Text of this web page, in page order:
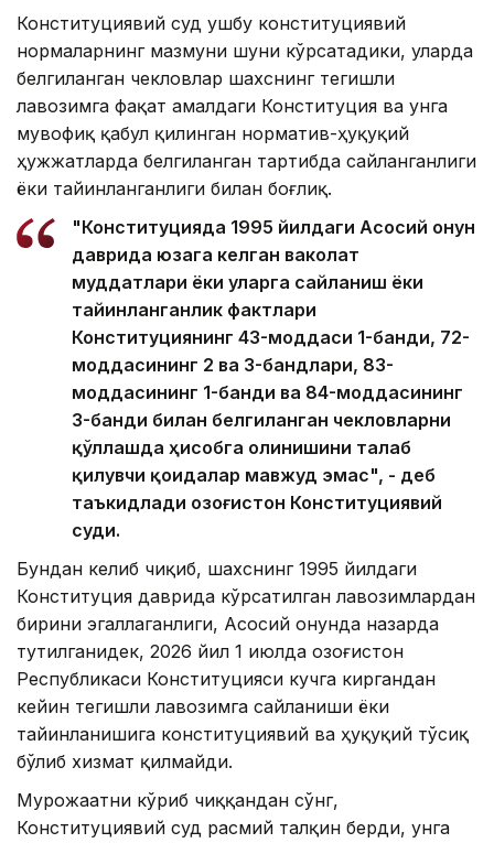
Конституциявий суд ушбу конституциявий
нормаларнинг мазмуни шуни кўрсатадики, уларда
белгиланган чекловлар шахснинг тегишли
лавозимга фақат амалдаги Конституция ва унга
мувофиқ қабул қилинган норматив-ҳуқуқий
ҳужжатларда белгиланган тартибда сайланганлиги
ёки тайинланганлиги билан боғлиқ.
"Конституцияда 1995 йилдаги Асосий Қонун
даврида юзага келган ваколат
муддатлари ёки уларга сайланиш ёки
тайинланганлик фактлари
Конституциянинг 43-моддаси 1-банди, 72-
моддасининг 2 ва 3-бандлари, 83-
моддасининг 1-банди ва 84-моддасининг
3-банди билан белгиланган чекловларни
қўллашда ҳисобга олинишини талаб
қилувчи қоидалар мавжуд эмас", - деб
таъкидлади Қозоғистон Конституциявий
суди.
Бундан келиб чиқиб, шахснинг 1995 йилдаги
Конституция даврида кўрсатилган лавозимлардан
бирини эгаллаганлиги, Асосий Қонунда назарда
тутилганидек, 2026 йил 1 июлда Қозоғистон
Республикаси Конституцияси кучга киргандан
кейин тегишли лавозимга сайланиши ёки
тайинланишига конституциявий ва ҳуқуқий тўсиқ
бўлиб хизмат қилмайди.
Мурожаатни кўриб чиққандан сўнг,
Конституциявий суд расмий талқин берди, унга